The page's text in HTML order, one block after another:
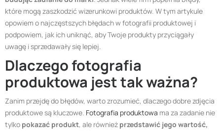
które mogą zaszkodzić wizerunkowi produktów. W tym artykule
opowiem o najczęstszych błędach w fotografii produktowej i
podpowiem, jak ich uniknąć, aby Twoje produkty przyciągały
uwagę i sprzedawały się lepiej.
Dlaczego fotografia
produktowa jest tak ważna?
Zanim przejdę do błędów, warto zrozumieć, dlaczego dobre zdjęcia
produktowe są kluczowe. Fotografia produktowa ma za zadanie nie
tylko pokazać produkt, ale również przedstawić jego wartość,